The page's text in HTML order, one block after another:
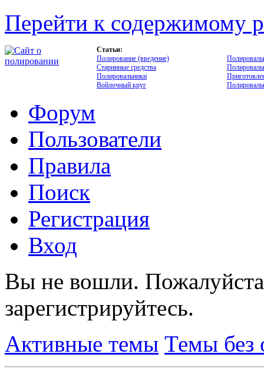
Перейти к содержимому
Статьи:
Полирование (введение)
Старинные средства
Полировальники
Войлочный круг
Форум
Пользователи
Правила
Поиск
Регистрация
Вход
Вы не вошли.
зарегистрируйтесь.
Активные темы Темы без